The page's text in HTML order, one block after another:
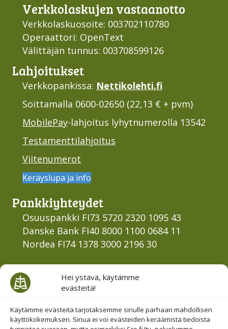
Hei ystävä, käytämme
evästeitä!
Käytämme evästeitä tarjotaksemme sinulle parhaan mahdollisen
käyttökokemuksen. Sinua ei voi evästeiden keräämistä tiedoista
Verkko­laskujen vastaan­otto
Verkkolaskuosoite: 003702110780
Operaattori: OpenText
Välittäjän tunnus: 003708599126
Lahjoi­tukset
Verkkopankissa: Nettikolehti.fi
Soittamalla 0600-02650 (22,13 € + pvm)
MobilePay-lahjoitus lyhytnumerolla 13542
Testamenttilahjoitus
Viitenumerot
Keräyslupa ja info
Pankki­yhteydet
Osuuspankki FI73 5720 2320 1095 43
Danske Bank FI40 8000 1100 0684 11
Nordea FI74 1378 3000 2196 30
Julkaisut
Ystäväviesti